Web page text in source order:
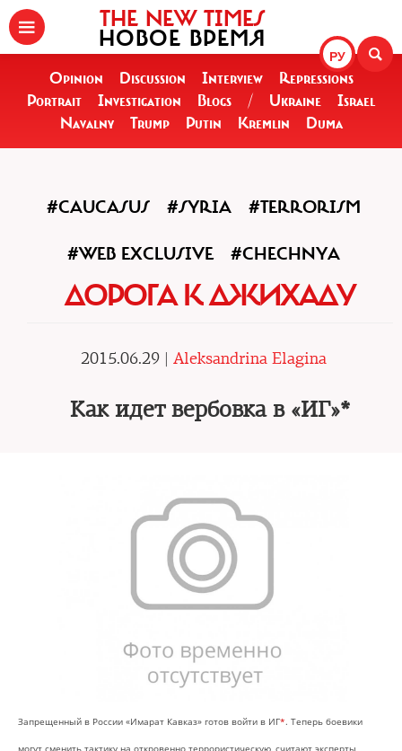
РУ
THE NEW TIMES
НОВОЕ ВРЕМЯ
Opinion Discussion Interview
Repressions
Portrait
Investigation Blogs / Ukraine
Israel
Navalny
Trump Putin Kremlin Duma
#CAUCASUS #SYRIA #TERRORISM
#WEB EXCLUSIVE #CHECHNYA
ДОРОГА К ДЖИХАДУ
2015.06.29 | Aleksandrina Elagina
Как идет вербовка в «ИГ»*
Запрещенный в России «Имарат Кавказ» готов войти в ИГ*. Теперь боевики